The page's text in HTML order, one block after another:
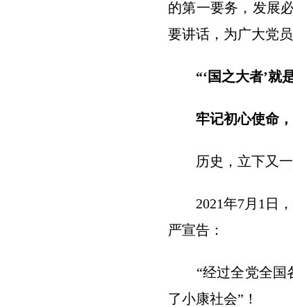
的第一要务，发展
要讲话，为广大党
“‘国之大者’就
牢记初心使命，
历史，立下又
2021年7月1日，
严宣告：
“经过全党全国各
了小康社会”！